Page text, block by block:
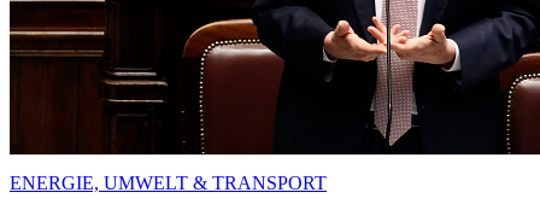
ENERGIE, UMWELT & TRANSPORT